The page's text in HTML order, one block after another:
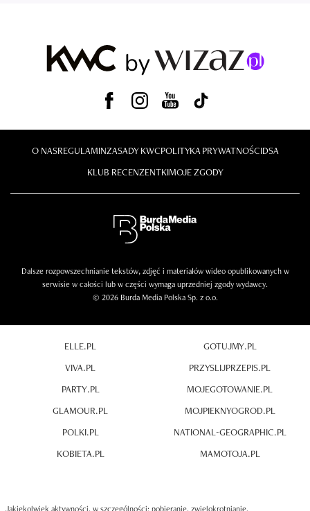
O NASREGULAMINZASADY KWCPOLITYKA PRYWATNOŚCIDSA
KLUB RECENZENTKIMOJE ZGODY
Dalsze rozpowszechnianie tekstów, zdjęć i materiałów wideo opublikowanych w
serwisie w całości lub w części wymaga uprzedniej zgody wydawcy.
© 2026 Burda Media Polska Sp. z o.o.
ELLE.PL
VIVA.PL
PARTY.PL
GLAMOUR.PL
POLKI.PL
KOBIETA.PL
GOTUJMY.PL
PRZYSLIJPRZEPIS.PL
MOJEGOTOWANIE.PL
MOJPIEKNYOGROD.PL
NATIONAL-GEOGRAPHIC.PL
MAMOTOJA.PL